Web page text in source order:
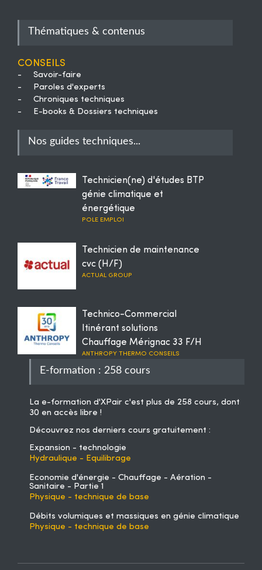
Thématiques & contenus
Conseils
-
Savoir-faire
-
Paroles d'experts
-
Chroniques techniques
-
E-books & Dossiers techniques
Nos guides techniques...
Technicien(ne) d'études BTP
génie climatique et
énergétique
POLE EMPLOI
Technicien de maintenance
cvc (H/F)
ACTUAL GROUP
Technico-Commercial
Itinérant solutions
Chauffage Mérignac 33 F/H
ANTHROPY THERMO CONSEILS
E-formation : 258 cours
La e-formation d'XPair c'est plus de 258 cours, dont
30 en accès libre !
Découvrez nos derniers cours gratuitement :
Expansion - technologie
Hydraulique - Equilibrage
Economie d'énergie - Chauffage - Aération -
Sanitaire - Partie 1
Physique - technique de base
Débits volumiques et massiques en génie climatique
Physique - technique de base